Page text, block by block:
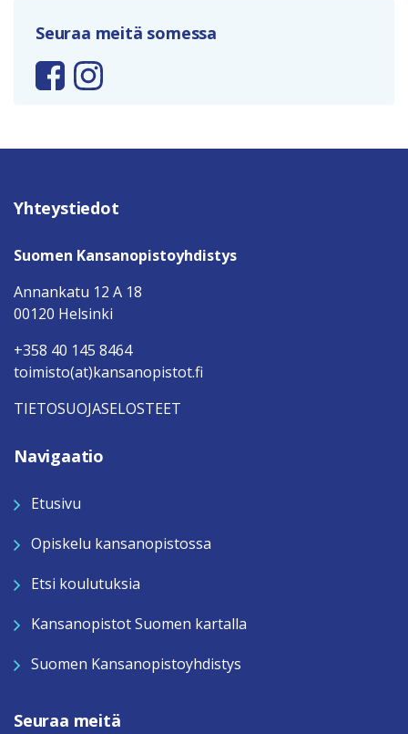
Seuraa meitä somessa
Yhteystiedot
Suomen Kansanopistoyhdistys
Annankatu 12 A 18
00120 Helsinki
+358 40 145 8464
toimisto(at)kansanopistot.fi
TIETOSUOJASELOSTEET
Navigaatio
Etusivu
Opiskelu kansanopistossa
Etsi koulutuksia
Kansanopistot Suomen kartalla
Suomen Kansanopistoyhdistys
Seuraa meitä